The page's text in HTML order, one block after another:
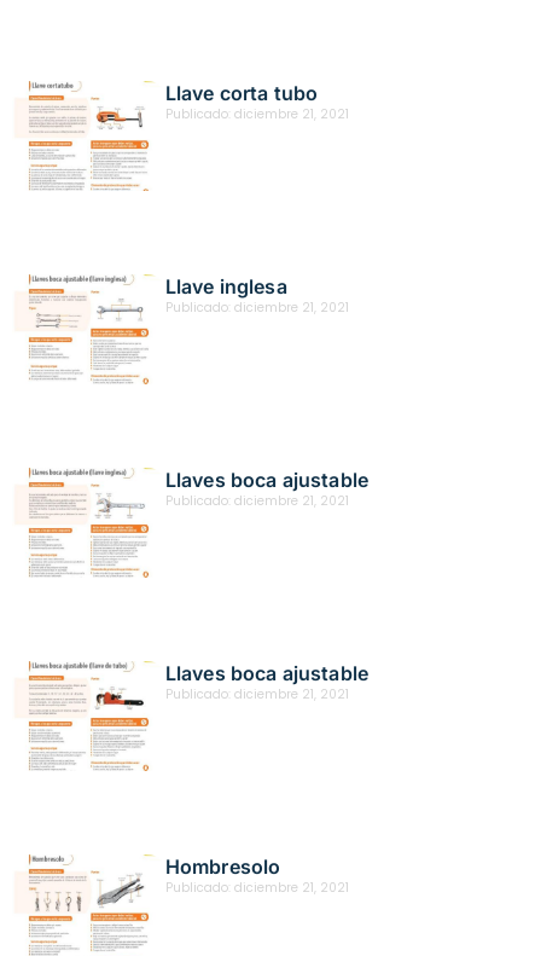
Llave corta tubo
Publicado: diciembre 21, 2021
Llave inglesa
Publicado: diciembre 21, 2021
Llaves boca ajustable
Publicado: diciembre 21, 2021
Llaves boca ajustable
Publicado: diciembre 21, 2021
Hombresolo
Publicado: diciembre 21, 2021